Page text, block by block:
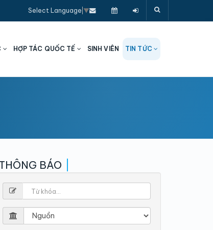
Select Language ▼
HỢP TÁC QUỐC TẾ SINH VIÊN TIN TỨC
BÁO